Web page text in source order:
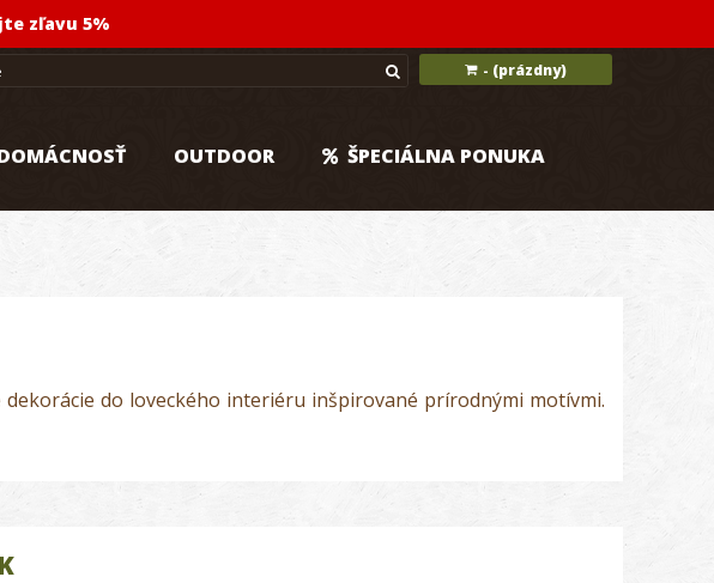
zľavu 5%
- (prázdny)
OUTDOOR ŠPECIÁLNA PONUKA
dekorácie do loveckého interiéru inšpirované prírodnými motívmi.